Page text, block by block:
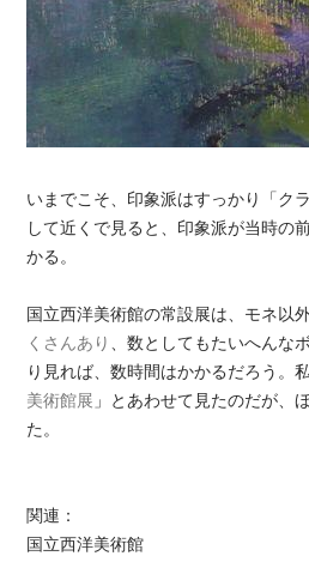
いまでこそ、印象派はすっかり「ク
して近くで見ると、印象派が当時の
かる。
国立西洋美術館の常設展は、モネ以
くさんあり
、数としてもたいへんな
り見れば、数時間はかかるだろう。
美術館展 」とあわせて見たのだが、
た。
関連：
国立西洋美術館